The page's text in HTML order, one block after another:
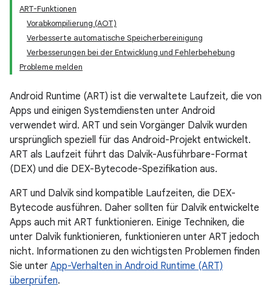
ART-Funktionen
Vorabkompilierung (AOT)
Verbesserte automatische Speicherbereinigung
Verbesserungen bei der Entwicklung und Fehlerbehebung
Probleme melden
Android Runtime (ART) ist die verwaltete Laufzeit, die von
Apps und einigen Systemdiensten unter Android
verwendet wird. ART und sein Vorgänger Dalvik wurden
ursprünglich speziell für das Android-Projekt entwickelt.
ART als Laufzeit führt das Dalvik-Ausführbare-Format
(DEX) und die DEX-Bytecode-Spezifikation aus.
ART und Dalvik sind kompatible Laufzeiten, die DEX-
Bytecode ausführen. Daher sollten für Dalvik entwickelte
Apps auch mit ART funktionieren. Einige Techniken, die
unter Dalvik funktionieren, funktionieren unter ART jedoch
nicht. Informationen zu den wichtigsten Problemen finden
Sie unter App-Verhalten in Android Runtime (ART)
überprüfen.